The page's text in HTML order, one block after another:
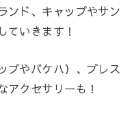
ンド、キャップやサン
ていきます！
プやバケハ）、ブレス
アクセサリーも！